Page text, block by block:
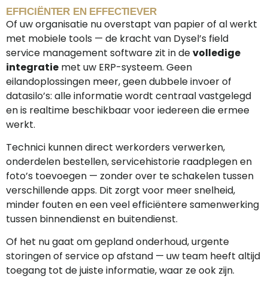
EFFICIËNTER EN EFFECTIEVER
Of uw organisatie nu overstapt van papier of al werkt
met mobiele tools — de kracht van Dysel’s field
service management software zit in devolledige
integratie met uw ERP-systeem. Geen
eilandoplossingen meer, geen dubbele invoer of
datasilo’s: alle informatie wordt centraal vastgelegd
en is realtime beschikbaar voor iedereen die ermee
werkt.
Technici kunnen direct werkorders verwerken,
onderdelen bestellen, servicehistorie raadplegen en
foto’s toevoegen — zonder over te schakelen tussen
verschillende apps. Dit zorgt voor meer snelheid,
minder fouten en een veel efficiëntere samenwerking
tussen binnendienst en buitendienst.
Of het nu gaat om gepland onderhoud, urgente
storingen of service op afstand — uw team heeft altijd
toegang tot de juiste informatie, waar ze ook zijn.